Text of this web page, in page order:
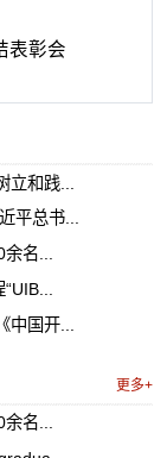
表彰会
和践...
平总书...
余名...
国开...
更多+
余名...